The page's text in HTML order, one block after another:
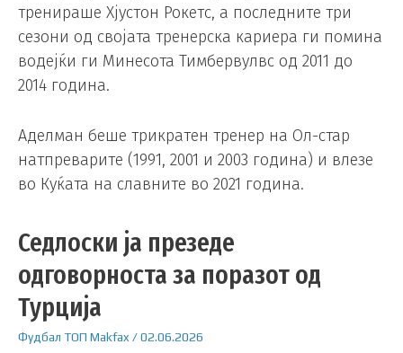
тренираше Хјустон Рокетс, а последните три
сезони од својата тренерска кариера ги помина
водејќи ги Минесота Тимбервулвс од 2011 до
2014 година.
Аделман беше трикратен тренер на Ол-стар
натпреварите (1991, 2001 и 2003 година) и влезе
во Куќата на славните во 2021 година.
Седлоски ја презеде
одговорноста за поразот од
Турција
Фудбал ТОП Makfax /02.06.2026